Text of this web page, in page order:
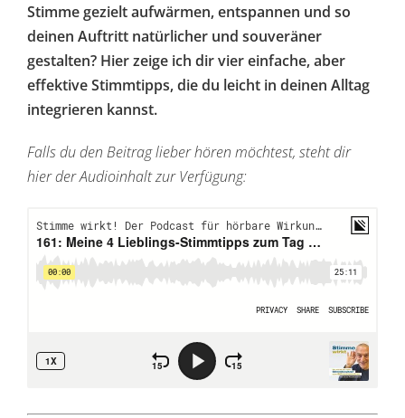
Stimme gezielt aufwärmen, entspannen und so
deinen Auftritt natürlicher und souveräner
gestalten? Hier zeige ich dir vier einfache, aber
effektive Stimmtipps, die du leicht in deinen Alltag
integrieren kannst.
Falls du den Beitrag lieber hören möchtest, steht dir
hier der Audioinhalt zur Verfügung: